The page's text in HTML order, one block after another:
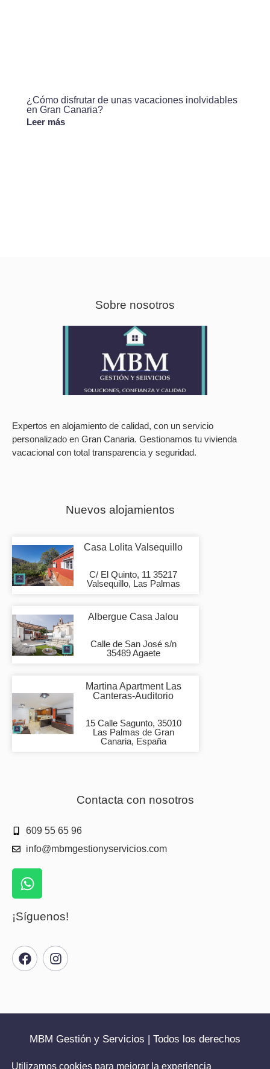
¿Cómo disfrutar de unas vacaciones inolvidables
en Gran Canaria?
Leer más
Sobre nosotros
Expertos en alojamiento de calidad, con un servicio
personalizado en Gran Canaria. Gestionamos tu vivienda
vacacional con total transparencia y seguridad.
Nuevos alojamientos
Casa Lolita Valsequillo
C/ El Quinto, 11 35217
Valsequillo, Las Palmas
Albergue Casa Jalou
Calle de San José s/n
35489 Agaete
Martina Apartment Las
Canteras-Auditorio
15 Calle Sagunto, 35010
Las Palmas de Gran
Canaria, España
Contacta con nosotros
609 55 65 96
info@mbmgestionyservicios.com
¡Síguenos!
MBM Gestión y Servicios | Todos los derechos
Utilizamos cookies para mejorar la experiencia